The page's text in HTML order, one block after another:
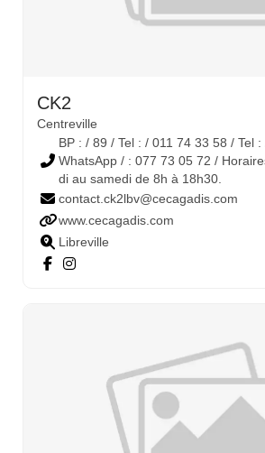
CK2
Centreville
BP : / 89 / Tel : / 011 74 33 58 / Tel
WhatsApp / : 077 73 05 72 /
di au samedi de 8h à 18h30.
contact.ck2lbv@cecagadis.com
www.cecagadis.com
Libreville